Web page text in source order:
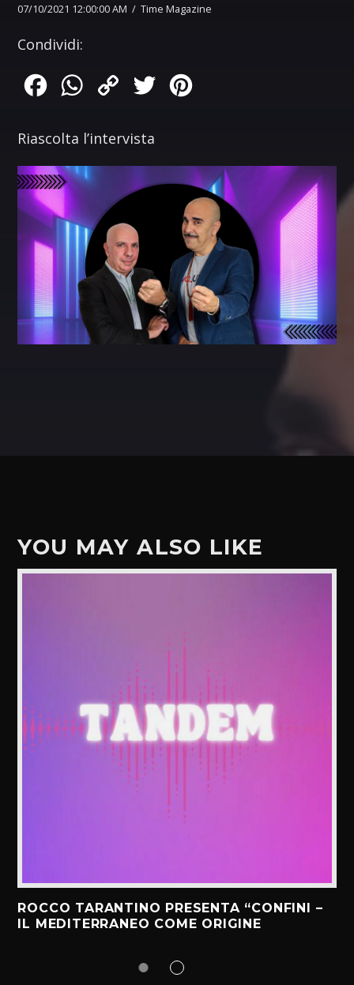
07/10/2021 12:00:00 AM / Time Magazine
Condividi:
FacebookWhatsApp
Copy
Twitter
Riascolta l’intervista
YOU MAY ALSO LIKE
ROCCO TARANTINO PRESENTA “CONFINI –
IL MEDITERRANEO COME ORIGINE